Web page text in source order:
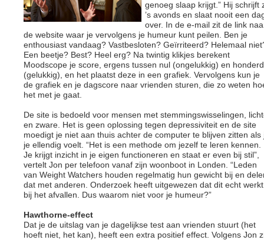
genoeg slaap krijgt.” Hij schrijft
’s avonds en slaat nooit een
over. In de e-mail zit de link
de website waar je vervolgens je humeur kunt peilen. Ben je
enthousiast vandaag? Vastbesloten? Geïrriteerd? Helemaal
Een beetje? Best? Heel erg? Na twintig klikjes berekent
Moodscope je score, ergens tussen nul (ongelukkig) en honderd
(gelukkig), en het plaatst deze in een grafiek. Vervolgens kun je
de grafiek en je dagscore naar vrienden sturen, die zo weten
het met je gaat.
De site is bedoeld voor mensen met stemmingswisselingen,
en zware. Het is geen oplossing tegen depressiviteit en de site
moedigt je niet aan thuis achter de computer te blijven zitten als
je ellendig voelt. “Het is een methode om jezelf te leren kennen.
Je krijgt inzicht in je eigen functioneren en staat er even bij stil”,
vertelt Jon per telefoon vanaf zijn woonboot in Londen. “Leden
van Weight Watchers houden regelmatig hun gewicht bij en
dat met anderen. Onderzoek heeft uitgewezen dat dit echt werkt
bij het afvallen. Dus waarom niet voor je humeur?”
Hawthorne-effect
Dat je de uitslag van je dagelijkse test aan vrienden stuurt (het
hoeft niet, het kan), heeft een extra positief effect. Volgens Jon